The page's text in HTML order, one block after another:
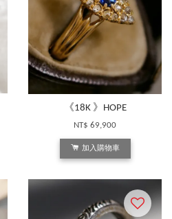
《18K 》HOPE
NT$ 69,900
加入購物車